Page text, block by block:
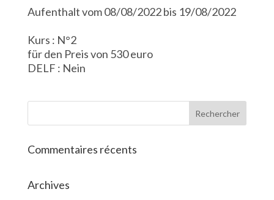
Aufenthalt vom 08/08/2022 bis 19/08/2022
Kurs : N°2
für den Preis von 530 euro
DELF : Nein
Commentaires récents
Archives